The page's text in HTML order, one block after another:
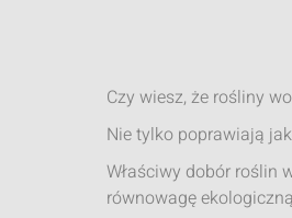
Czy wiesz, że rośliny
Nie tylko poprawiają
Właściwy dobór roślin
równowagę